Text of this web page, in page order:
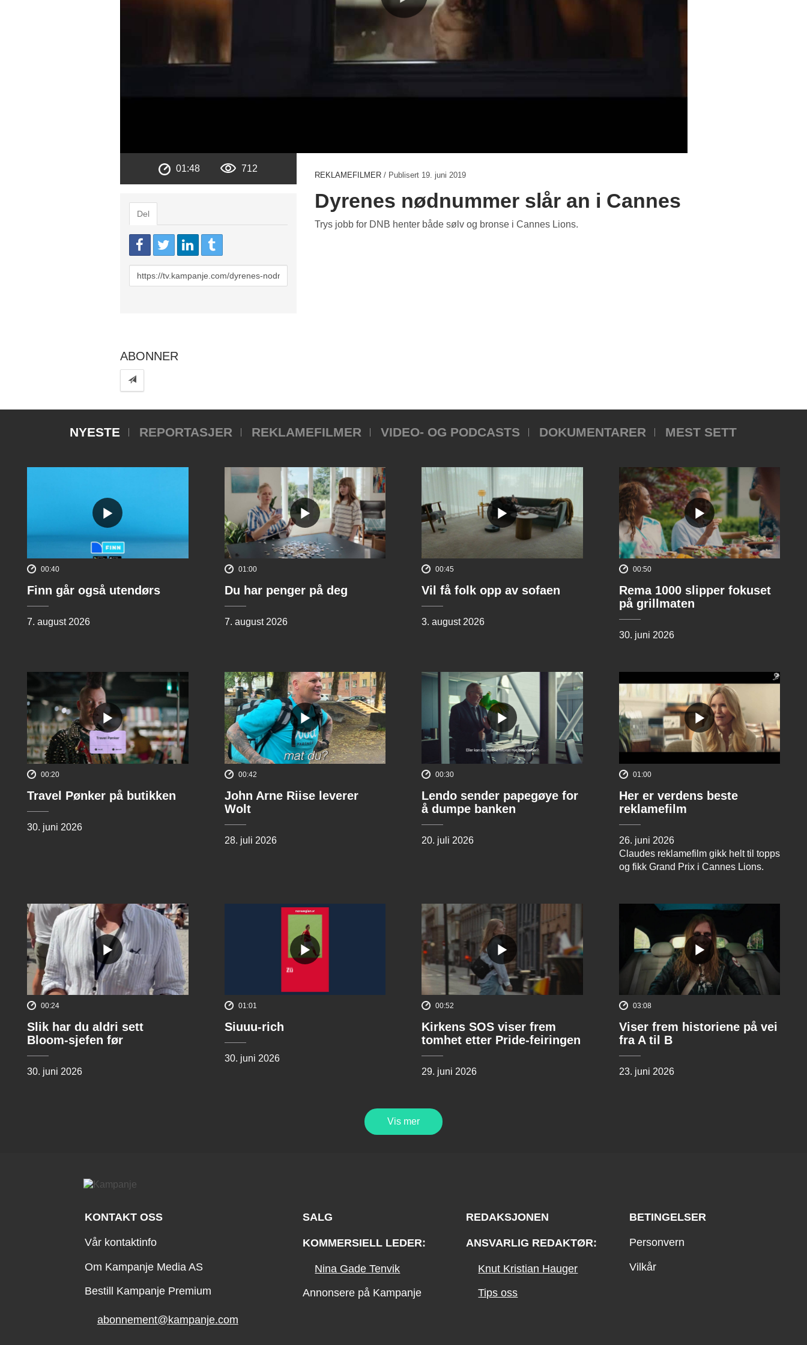
01:48 712
Del
URL
to
REKLAMEFILMER / Publisert 19. juni 2019
Dyrenes nødnummer slår an i Cannes
Trys jobb for DNB henter både sølv og bronse i Cannes Lions.
ABONNER
NYESTE REPORTASJER REKLAMEFILMER VIDEO- OG PODCASTS DOKUMENTARER MEST SETT
00:40
Finn går også utendørs
7. august 2026
01:00
Du har penger på deg
7. august 2026
00:45
Vil få folk opp av sofaen
3. august 2026
00:50
Rema 1000 slipper fokuset
på grillmaten
30. juni 2026
00:20
Travel Pønker på butikken
30. juni 2026
00:42
John Arne Riise leverer
Wolt
28. juli 2026
00:30
Lendo sender papegøye for
å dumpe banken
20. juli 2026
01:00
Her er verdens beste
reklamefilm
26. juni 2026
Claudes reklamefilm gikk helt til topps
og fikk Grand Prix i Cannes Lions.
00:24
Slik har du aldri sett
Bloom-sjefen før
30. juni 2026
01:01
Siuuu-rich
30. juni 2026
00:52
Kirkens SOS viser frem
tomhet etter Pride-feiringen
29. juni 2026
03:08
Viser frem historiene på vei
fra A til B
23. juni 2026
Vis mer
KONTAKT OSS
Vår kontaktinfo
Om Kampanje Media AS
Bestill Kampanje Premium
abonnement@kampanje.com
SALG
KOMMERSIELL LEDER:
Nina Gade Tenvik
Annonsere på Kampanje
REDAKSJONEN
ANSVARLIG REDAKTØR:
Knut Kristian Hauger
Tips oss
BETINGELSER
Personvern
Vilkår